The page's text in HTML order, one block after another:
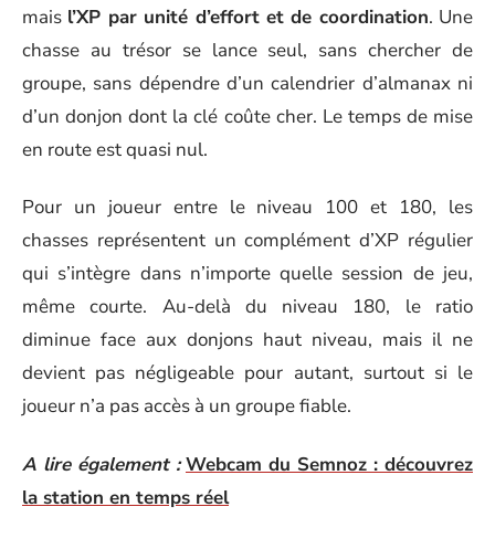
mais l’XP par unité d’effort et de coordination. Une
chasse au trésor se lance seul, sans chercher de
groupe, sans dépendre d’un calendrier d’almanax ni
d’un donjon dont la clé coûte cher. Le temps de mise
en route est quasi nul.
Pour un joueur entre le niveau 100 et 180, les
chasses représentent un complément d’XP régulier
qui s’intègre dans n’importe quelle session de jeu,
même courte. Au-delà du niveau 180, le ratio
diminue face aux donjons haut niveau, mais il ne
devient pas négligeable pour autant, surtout si le
joueur n’a pas accès à un groupe fiable.
A lire également : Webcam du Semnoz : découvrez
la station en temps réel